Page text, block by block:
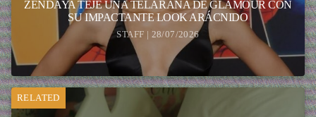
ZENDAYA TEJE UNA TELARAÑA DE GLAMOUR CON
SU IMPACTANTE LOOK ARÁCNIDO
STAFF | 28/07/2026
RELATED